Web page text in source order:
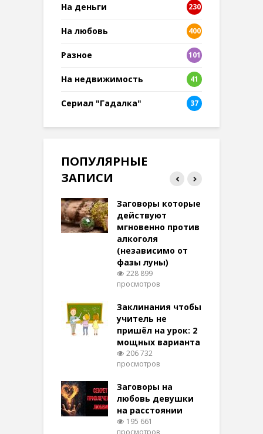
На деньги 230
На любовь 400
Разное
101
8
На недвижимость 41
Сериал "Гадалка" 37
ПОПУЛЯРНЫЕ
ЗАПИСИ
Заговоры которые
действуют
мгновенно против
алкоголя
(независимо от
фазы луны)
228 899
просмотров
Заклинания чтобы
учитель не
пришёл на урок: 2
мощных варианта
206 732
просмотров
Заговоры на
любовь девушки
на расстоянии
195 661
просмотров